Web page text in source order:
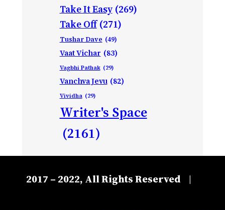
Take It Easy (269)
Take Off (271)
Tushar Dave (49)
Vaat Vichar (83)
Vagbhi Pathak (29)
Vanchva Jevu (82)
Vividha (29)
Writer's Space
(2161)
2017 – 2022, All Rights Reserved |